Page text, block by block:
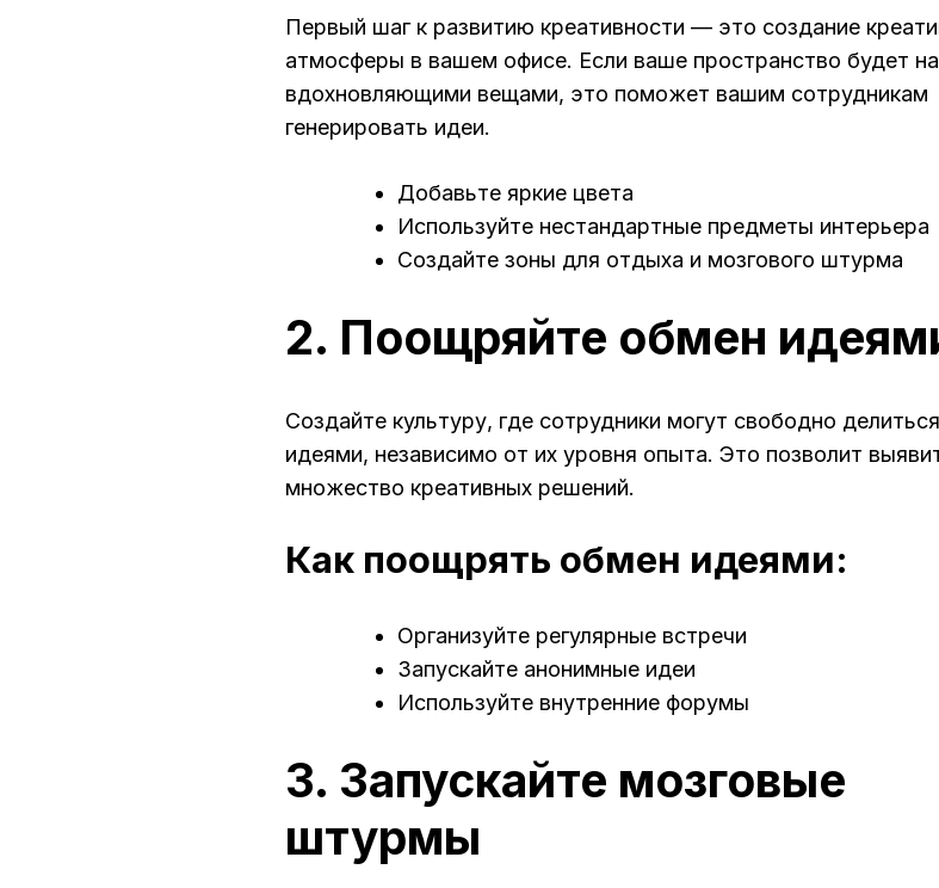
Первый шаг к развитию креативности — это создание
атмосферы в вашем офисе. Если ваше пространство будет
вдохновляющими вещами, это поможет вашим сотрудникам
генерировать идеи.
Добавьте яркие цвета
Используйте нестандартные предметы интерьера
Создайте зоны для отдыха и мозгового штурма
2. Поощряйте обмен
Создайте культуру, где сотрудники могут свободно
идеями, независимо от их уровня опыта. Это позволит
множество креативных решений.
Как поощрять обмен идеями:
Организуйте регулярные встречи
Запускайте анонимные идеи
Используйте внутренние форумы
3. Запускайте мозговые
штурмы